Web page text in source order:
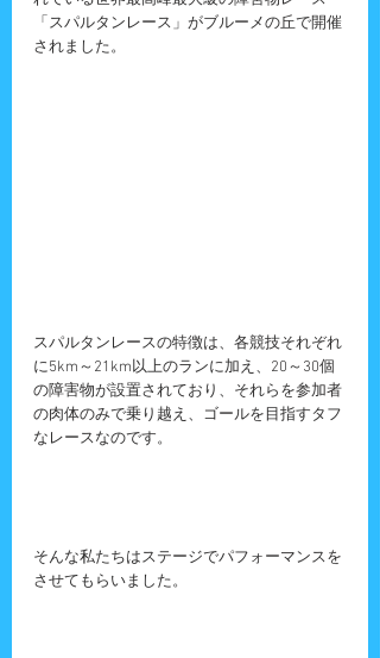
「スパルタンレース」がブルーメの丘で開催
されました。
スパルタンレースの特徴は、各競技それぞれ
に5km～21km以上のランに加え、20～30個
の障害物が設置されており、それらを参加者
の肉体のみで乗り越え、ゴールを目指すタフ
なレースなのです。
そんな私たちはステージでパフォーマンスを
させてもらいました。